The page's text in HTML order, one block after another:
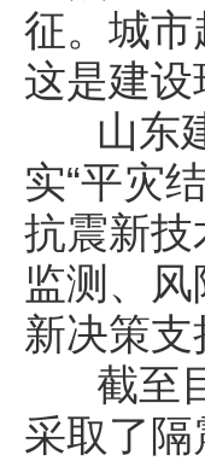
征。城
这是建
山东建
实“平灾
抗震新
监测、
新决策支
截至目
采取了